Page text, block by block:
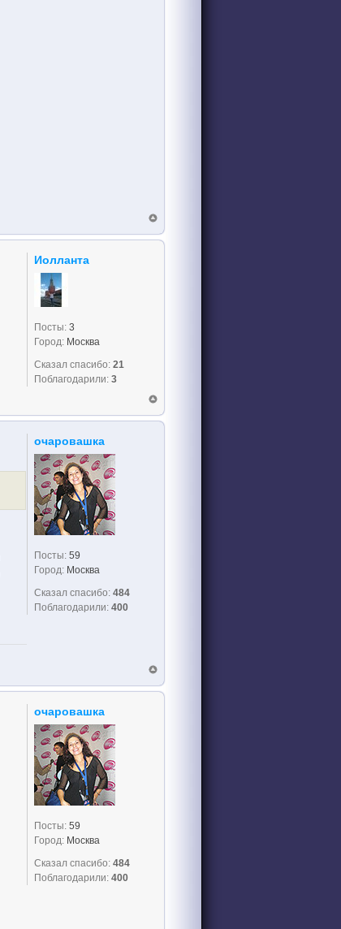
Иолланта
Посты: 3
Город: Москва
Сказал спасибо: 21
Поблагодарили: 3
очаровашка
Посты: 59
Город: Москва
Сказал спасибо: 484
Поблагодарили: 400
очаровашка
Посты: 59
Город: Москва
Сказал спасибо: 484
Поблагодарили: 400